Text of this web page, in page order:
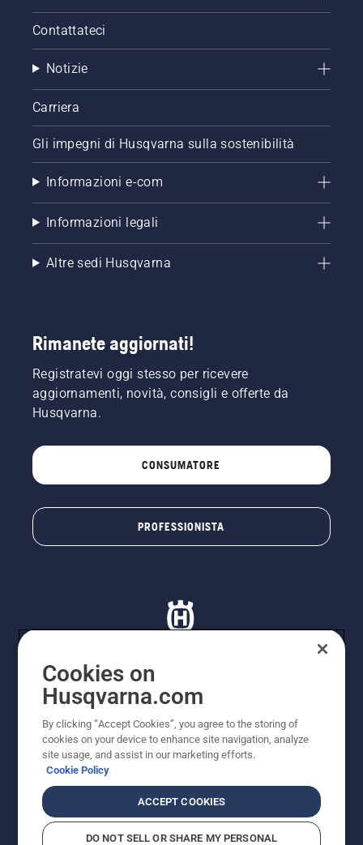
Contattateci
Notizie
Carriera
Gli impegni di Husqvarna sulla sostenibilità
Informazioni e-com
Informazioni legali
Altre sedi Husqvarna
Rimanete aggiornati!
Registratevi oggi stesso per ricevere
aggiornamenti, novità, consigli e offerte da
Husqvarna.
CONSUMATORE
PROFESSIONISTA
© Husqvarna AB (publ). Tutti i diritti riservati. I prezzi
Husqvarna Schweiz AG per i rivenditori specializzati
aderenti all’iniziativa, prezzi in CHF comprensivi di IVA
all’ 8,1% e TRA. Con riserva di modifica. Tutti i prezzi
indicati sono prezzi al dettaglio consigliati (IVA inclusa),
a meno che il prodotto non sia disponibile per l'acquisto
Informativa sui cookieTermini di utilizzo
Informativa sulla privacyRiferimentiCGVF Negozio online
Cookies on
Husqvarna.com
By clicking “Accept Cookies”, you agree to the storing of
cookies on your device to enhance site navigation, analyze
site usage, and assist in our marketing efforts.
Cookie Policy
ACCEPT COOKIES
DO NOT SELL OR SHARE MY PERSONAL